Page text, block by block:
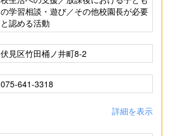
の学習相談・遊び／その他校園長が必要
と認める活動
伏見区竹田桶ノ井町8-2
075-641-3318
詳細を表示